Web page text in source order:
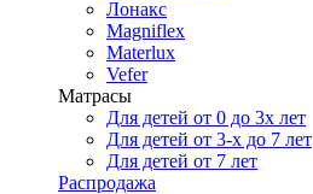
Лонакс
Magniflex
Materlux
Vefer
Матрасы
Для детей от 0 до 3х лет
Для детей от 3-х до 7 лет
Для детей от 7 лет
Распродажа